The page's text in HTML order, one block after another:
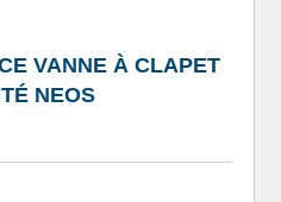
VANNE À CLAPET
NEOS